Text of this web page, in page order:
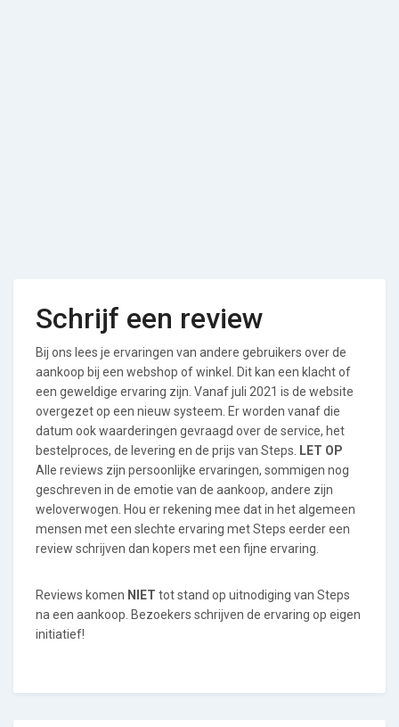
Schrijf een review
Bij ons lees je ervaringen van andere gebruikers over de
aankoop bij een webshop of winkel. Dit kan een klacht of
een geweldige ervaring zijn. Vanaf juli 2021 is de website
overgezet op een nieuw systeem. Er worden vanaf die
datum ook waarderingen gevraagd over de service, het
bestelproces, de levering en de prijs van Steps.
LET OP
Alle reviews zijn persoonlijke ervaringen, sommigen nog
geschreven in de emotie van de aankoop, andere zijn
weloverwogen. Hou er rekening mee dat in het algemeen
mensen met een slechte ervaring met Steps eerder een
review schrijven dan kopers met een fijne ervaring.
Reviews komen NIET tot stand op uitnodiging van Steps
na een aankoop. Bezoekers schrijven de ervaring op eigen
initiatief!